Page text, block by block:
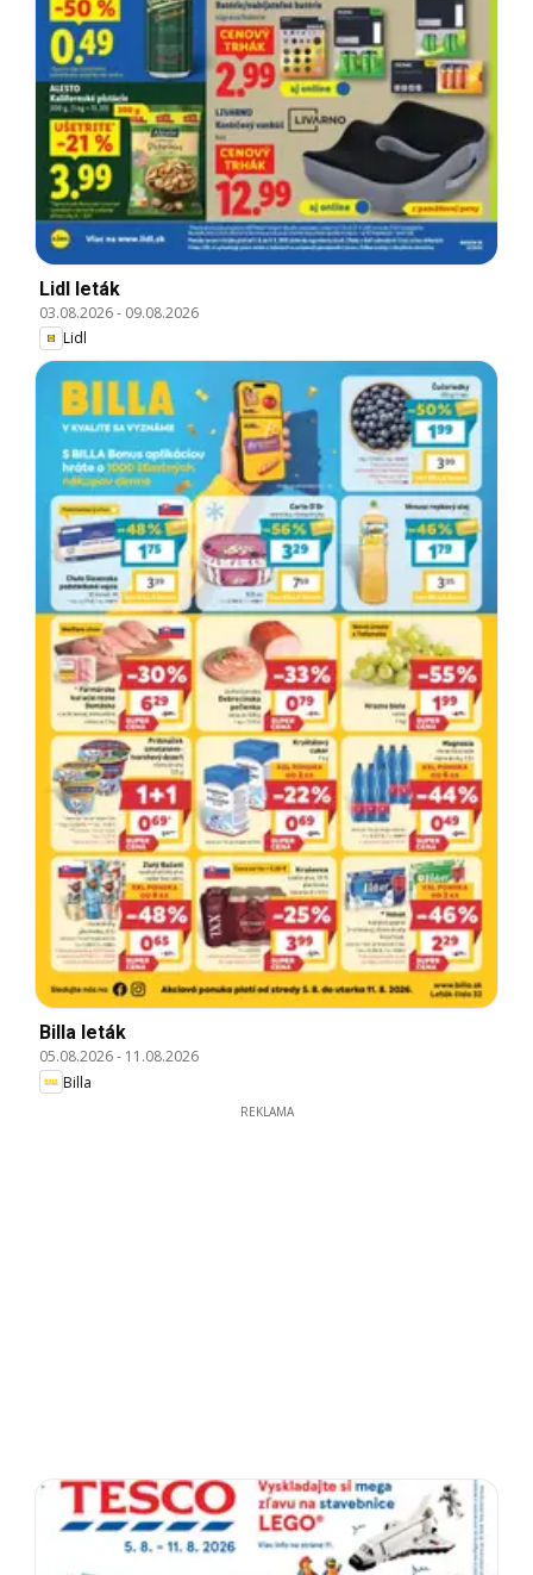
Lidl leták
03.08.2026- 09.08.2026
Lidl
Billa leták
05.08.2026- 11.08.2026
Billa
REKLAMA